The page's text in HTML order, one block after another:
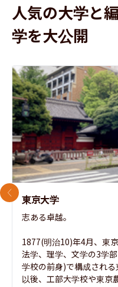
人気の大学と
学を大公開
東京大学
志ある卓越。
1877(明治10)年4月、東
法学、理学、文学の3学
学校の前身)で構成される
以後、工部大学校や東京
前のスライド